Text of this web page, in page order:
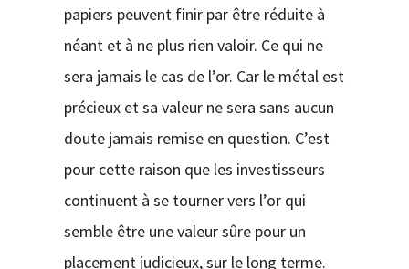
papiers peuvent finir par être réduite à
néant et à ne plus rien valoir. Ce qui ne
sera jamais le cas de l’or. Car le métal est
précieux et sa valeur ne sera sans aucun
doute jamais remise en question. C’est
pour cette raison que les investisseurs
continuent à se tourner vers l’or qui
semble être une valeur sûre pour un
placement judicieux, sur le long terme.